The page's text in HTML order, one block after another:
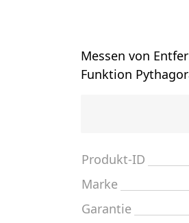
Messen von
Funktion
Produkt-ID
Marke
Garantie